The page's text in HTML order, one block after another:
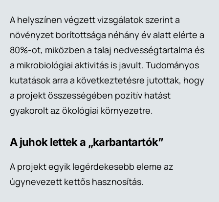
A helyszínen végzett vizsgálatok szerint a
növényzet borítottsága néhány év alatt elérte a
80%-ot, miközben a talaj nedvességtartalma és
a mikrobiológiai aktivitás is javult. Tudományos
kutatások arra a következtetésre jutottak, hogy
a projekt összességében pozitív hatást
gyakorolt az ökológiai környezetre.
A juhok lettek a „karbantartók”
A projekt egyik legérdekesebb eleme az
úgynevezett kettős hasznosítás.